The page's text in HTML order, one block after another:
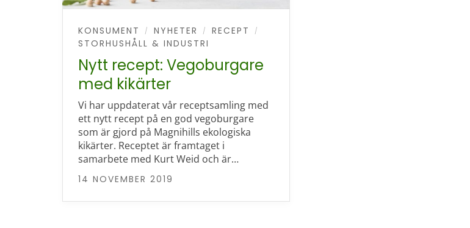
KONSUMENT / NYHETER / RECEPT /
STORHUSHÅLL & INDUSTRI
Nytt recept: Vegoburgare
med kikärter
Vi har uppdaterat vår receptsamling med
ett nytt recept på en god vegoburgare
som är gjord på Magnihills ekologiska
kikärter. Receptet är framtaget i
samarbete med Kurt Weid och är…
14 NOVEMBER 2019